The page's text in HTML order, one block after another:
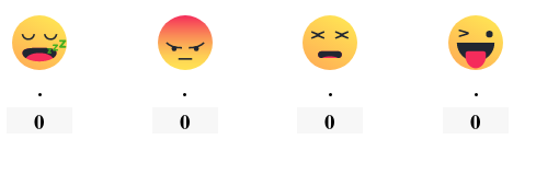
.
0
.
0
.
0
.
0